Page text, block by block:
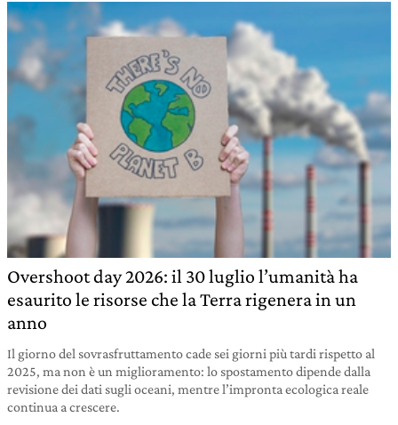
Overshoot day 2026: il 30 luglio l’umanità ha
esaurito le risorse che la Terra rigenera in un
anno
Il giorno del sovrasfruttamento cade sei giorni più tardi rispetto al
2025, ma non è un miglioramento: lo spostamento dipende dalla
revisione dei dati sugli oceani, mentre l’impronta ecologica reale
continua a crescere.